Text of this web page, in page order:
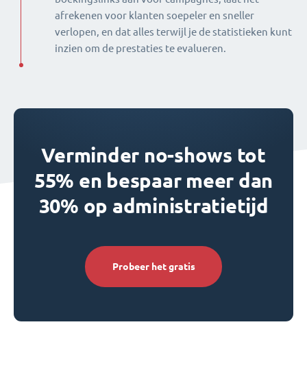
afrekenen voor klanten soepeler en sneller
verlopen, en dat alles terwijl je de statistieken kunt
inzien om de prestaties te evalueren.
Verminder no-shows tot
55% en bespaar meer dan
30% op administratietijd
Probeer het gratis